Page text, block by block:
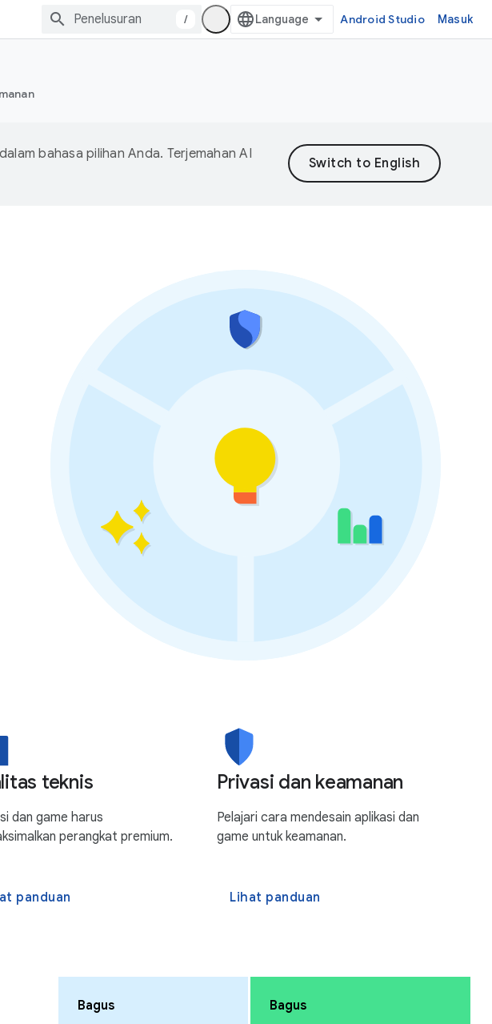
/ Android Studio Masuk
bahasa pilihan Anda. Terjemahan AI
teknis
dan game harus
perangkat premium.
panduan
Privasi dan keamanan
Pelajari cara mendesain aplikasi dan
game untuk keamanan.
Lihat panduan
Bagus Bagus